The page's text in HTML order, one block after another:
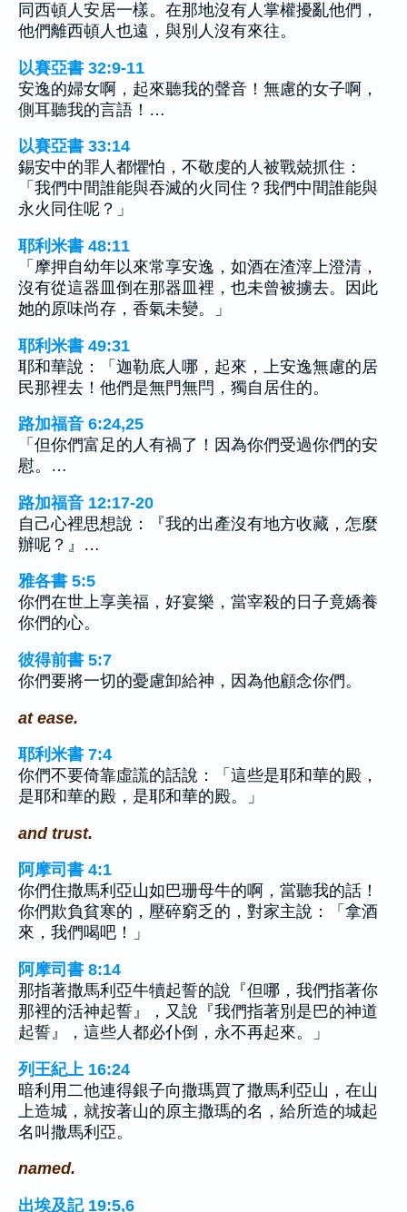
同西頓人安居一樣。在那地沒有人掌權擾亂他們，
他們離西頓人也遠，與別人沒有來往。
以賽亞書 32:9-11
安逸的婦女啊，起來聽我的聲音！無慮的女子啊，
側耳聽我的言語！…
以賽亞書 33:14
錫安中的罪人都懼怕，不敬虔的人被戰兢抓住：
「我們中間誰能與吞滅的火同住？我們中間誰能與
永火同住呢？」
耶利米書 48:11
「摩押自幼年以來常享安逸，如酒在渣滓上澄清，
沒有從這器皿倒在那器皿裡，也未曾被擄去。因此
她的原味尚存，香氣未變。」
耶利米書 49:31
耶和華說：「迦勒底人哪，起來，上安逸無慮的居
民那裡去！他們是無門無閂，獨自居住的。
路加福音 6:24,25
「但你們富足的人有禍了！因為你們受過你們的安
慰。…
路加福音 12:17-20
自己心裡思想說：『我的出產沒有地方收藏，怎麼
辦呢？』…
雅各書 5:5
你們在世上享美福，好宴樂，當宰殺的日子竟嬌養
你們的心。
彼得前書 5:7
你們要將一切的憂慮卸給神，因為他顧念你們。
at ease.
耶利米書 7:4
你們不要倚靠虛謊的話說：「這些是耶和華的殿，
是耶和華的殿，是耶和華的殿。」
and trust.
阿摩司書 4:1
你們住撒馬利亞山如巴珊母牛的啊，當聽我的話！
你們欺負貧寒的，壓碎窮乏的，對家主說：「拿酒
來，我們喝吧！」
阿摩司書 8:14
那指著撒馬利亞牛犢起誓的說『但哪，我們指著你
那裡的活神起誓』，又說『我們指著別是巴的神道
起誓』，這些人都必仆倒，永不再起來。」
列王紀上 16:24
暗利用二他連得銀子向撒瑪買了撒馬利亞山，在山
上造城，就按著山的原主撒瑪的名，給所造的城起
名叫撒馬利亞。
named.
出埃及記 19:5,6